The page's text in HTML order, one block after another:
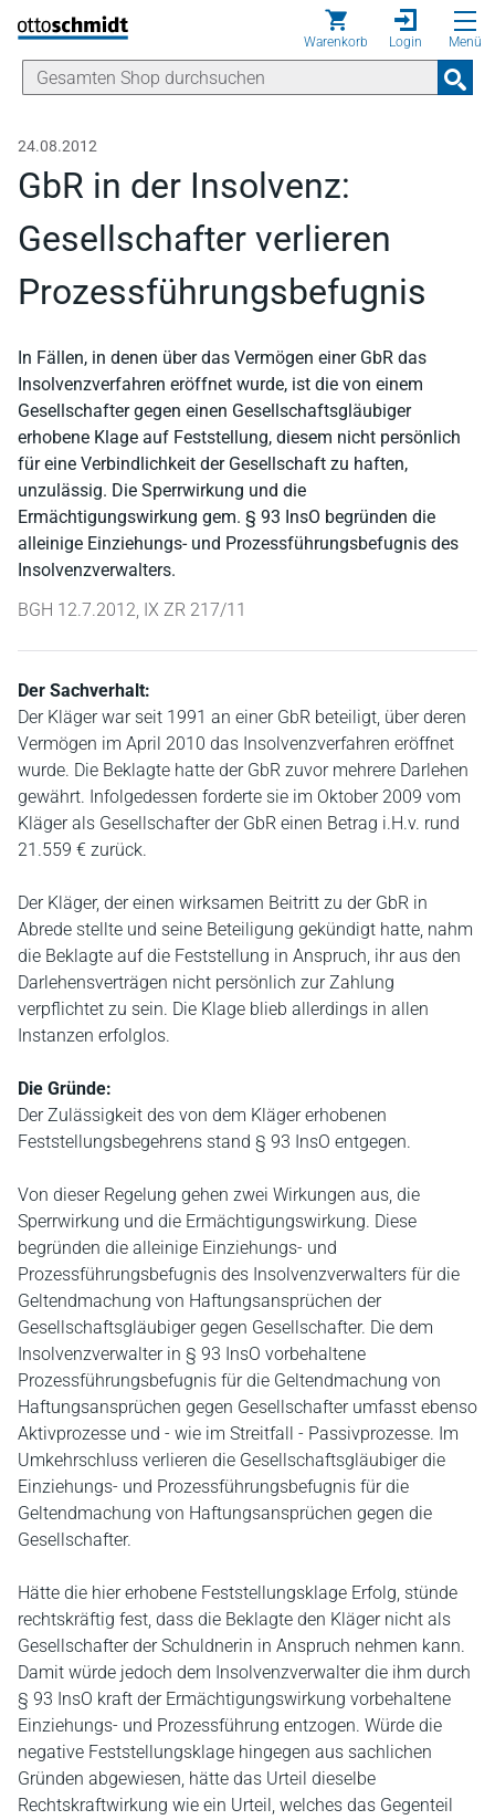
Direkt zum Inhalt
Warenkorb Login Menü
24.08.2012
GbR in der Insolvenz:
Gesellschafter verlieren
Prozessführungsbefugnis
In Fällen, in denen über das Vermögen einer GbR das
Insolvenzverfahren eröffnet wurde, ist die von einem
Gesellschafter gegen einen Gesellschaftsgläubiger
erhobene Klage auf Feststellung, diesem nicht persönlich
für eine Verbindlichkeit der Gesellschaft zu haften,
unzulässig. Die Sperrwirkung und die
Ermächtigungswirkung gem. § 93 InsO begründen die
alleinige Einziehungs- und Prozessführungsbefugnis des
Insolvenzverwalters.
BGH 12.7.2012, IX ZR 217/11
Der Sachverhalt:
Der Kläger war seit 1991 an einer GbR beteiligt, über deren
Vermögen im April 2010 das Insolvenzverfahren eröffnet
wurde. Die Beklagte hatte der GbR zuvor mehrere Darlehen
gewährt. Infolgedessen forderte sie im Oktober 2009 vom
Kläger als Gesellschafter der GbR einen Betrag i.H.v. rund
21.559 € zurück.
Der Kläger, der einen wirksamen Beitritt zu der GbR in
Abrede stellte und seine Beteiligung gekündigt hatte, nahm
die Beklagte auf die Feststellung in Anspruch, ihr aus den
Darlehensverträgen nicht persönlich zur Zahlung
verpflichtet zu sein. Die Klage blieb allerdings in allen
Instanzen erfolglos.
Die Gründe:
Der Zulässigkeit des von dem Kläger erhobenen
Feststellungsbegehrens stand § 93 InsO entgegen.
Von dieser Regelung gehen zwei Wirkungen aus, die
Sperrwirkung und die Ermächtigungswirkung. Diese
begründen die alleinige Einziehungs- und
Prozessführungsbefugnis des Insolvenzverwalters für die
Geltendmachung von Haftungsansprüchen der
Gesellschaftsgläubiger gegen Gesellschafter. Die dem
Insolvenzverwalter in § 93 InsO vorbehaltene
Prozessführungsbefugnis für die Geltendmachung von
Haftungsansprüchen gegen Gesellschafter umfasst ebenso
Aktivprozesse und - wie im Streitfall - Passivprozesse. Im
Umkehrschluss verlieren die Gesellschaftsgläubiger die
Einziehungs- und Prozessführungsbefugnis für die
Geltendmachung von Haftungsansprüchen gegen die
Gesellschafter.
Hätte die hier erhobene Feststellungsklage Erfolg, stünde
rechtskräftig fest, dass die Beklagte den Kläger nicht als
Gesellschafter der Schuldnerin in Anspruch nehmen kann.
Damit würde jedoch dem Insolvenzverwalter die ihm durch
§ 93 InsO kraft der Ermächtigungswirkung vorbehaltene
Einziehungs- und Prozessführung entzogen. Würde die
negative Feststellungsklage hingegen aus sachlichen
Gründen abgewiesen, hätte das Urteil dieselbe
Rechtskraftwirkung wie ein Urteil, welches das Gegenteil